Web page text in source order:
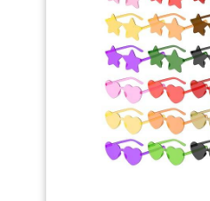
vous n'avez pas à vous
bloquée. Design unique :
cœur ont une lentille unique
couleur bonbon
rendant votre collocation
Non seulement amusant,
des lunettes
personnalité et vous rendre
à porter : les lunettes de
légères, avec des bords